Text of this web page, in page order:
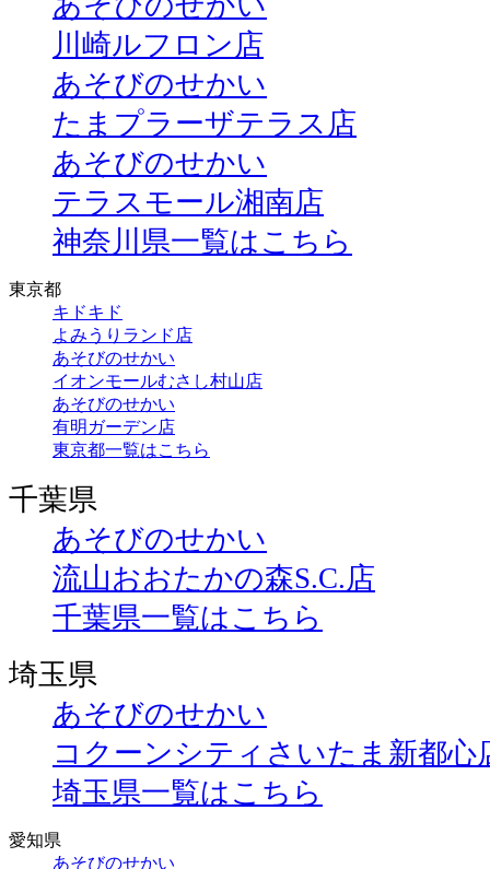
川崎ルフロン店
あそびのせかい
たまプラーザテラス店
あそびのせかい
テラスモール湘南店
神奈川県一覧はこちら
東京都
キドキド
よみうりランド店
あそびのせかい
イオンモールむさし村山店
あそびのせかい
有明ガーデン店
東京都一覧はこちら
千葉県
あそびのせかい
流山おおたかの森S.C.店
千葉県一覧はこちら
埼玉県
あそびのせかい
コクーンシティさいたま新都心
埼玉県一覧はこちら
愛知県
あそびのせかい